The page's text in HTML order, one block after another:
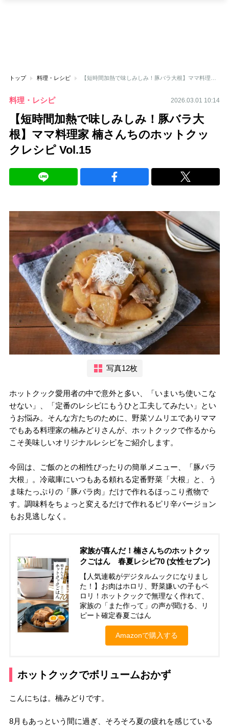
トップ 料理・レシピ
料理・レシピ 2026.03.01 10:14
【短時間加熱で味しみしみ！豚バラ大
根】ママ料理家 楠さんちのホットクッ
クレシピ Vol.15
写真12枚
ホットクック愛用者の中で意外と多い、「いまいち使いこな
せない」、「定番のレシピにもうひと工夫してみたい」とい
うお悩み。そんな方たちのために、野菜ソムリエでありママ
でもある料理家の楠みどりさんが、ホットクックで作るから
こそ美味しいオリジナルレシピをご紹介します。
今回は、ご飯のとの相性ぴったりの簡単メニュー、「豚バラ
大根」。冷蔵庫にいつもある頼れる定番野菜「大根」と、う
ま味たっぷりの「豚バラ肉」だけで作れるほっこり煮物で
す。調味料をちょっと変えるだけで作れるピリ辛バージョン
もお見逃しなく。
家族が喜んだ！楠さんちのホットクッ
クごはん 春夏レシピ70 (女性セブン)
【人気連載がデジタルムックになりまし
た！】お肉はホロリ、野菜嫌いの子もペ
ロリ！ホットクックで無理なく作れて、
家族の「また作って」の声が聞ける、リ
ピート確定春夏ごはん
Amazonで購入する
ホットクックでボリュームおかず
こんにちは。楠みどりです。
8月もあっという間に過ぎ、そろそろ夏の疲れを感じている